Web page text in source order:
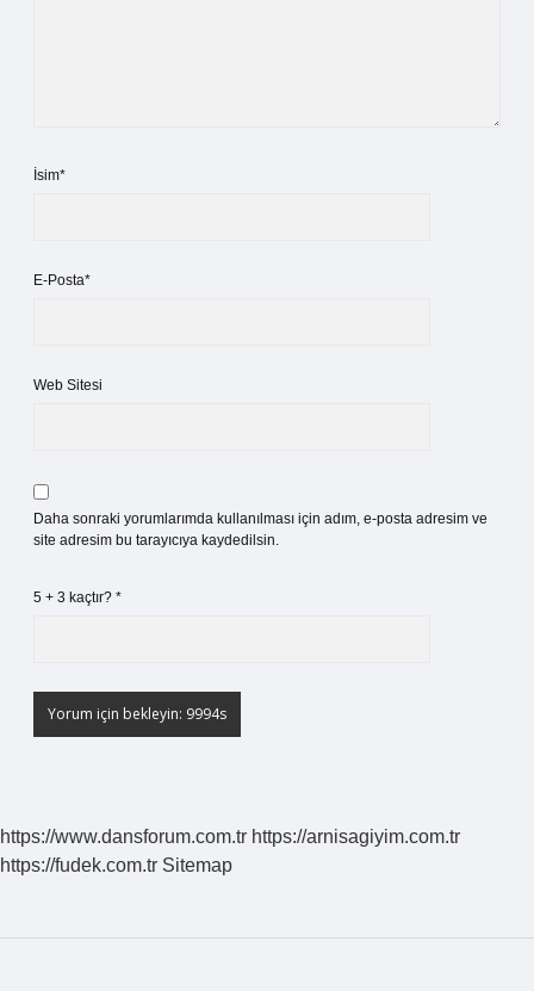
İsim*
E-Posta*
Web Sitesi
Daha sonraki yorumlarımda kullanılması için adım, e-posta adresim ve
site adresim bu tarayıcıya kaydedilsin.
5 + 3 kaçtır? *
https://www.dansforum.com.tr https://arnisagiyim.com.tr
https://fudek.com.tr Sitemap